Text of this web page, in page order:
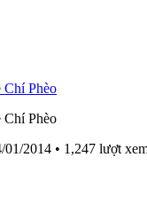
Chí Phèo
Chí Phèo
01/2014 • 1,247 lượt